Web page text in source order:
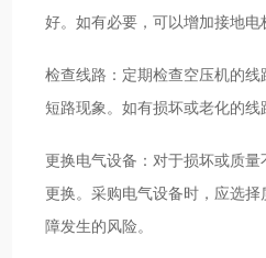
好。如有必要，可以增加接地电
检查线路：定期检查空压机的
短路现象。如有损坏或老化的线
更换电气设备：对于损坏或质
更换。采购电气设备时，应选
障发生的风险。